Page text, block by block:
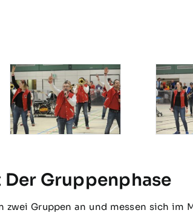
Der Gruppenphase
Gruppen an und messen sich im